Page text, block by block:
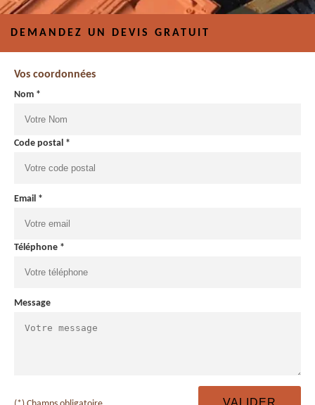
DEMANDEZ UN DEVIS GRATUIT
Vos coordonnées
Nom *
Code postal *
Email *
Téléphone *
Message